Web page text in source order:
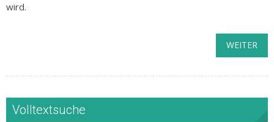
wird.
WEITER
Volltextsuche